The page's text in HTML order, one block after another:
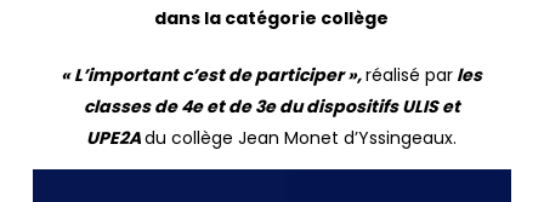
dans la catégorie collège
« L’important c’est de participer »,réalisé par les
classes de 4e et de 3e du dispositifs ULIS et
UPE2Adu collège Jean Monet d’Yssingeaux.